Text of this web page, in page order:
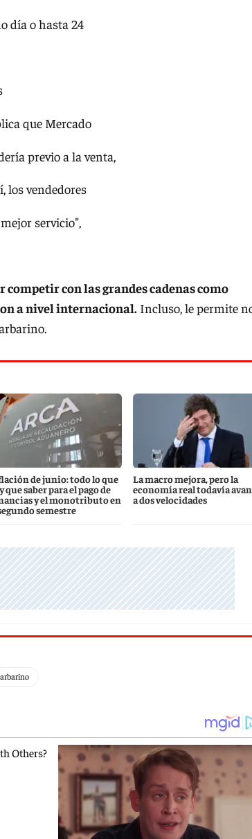
día o hasta 24
que Mercado
previo a la venta,
los vendedores
servicio",
competir con las grandes cadenas como
a nivel internacional. Incluso, le permite
de junio: todo lo que
que saber para el pago de
y el monotributo en
semestre
La macro mejora, pero la
economía real todavía
a dos velocidades